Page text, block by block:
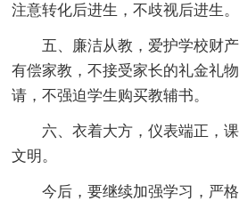
注意转化后进生，不歧视后进生。
五、廉洁从教，爱护学校财
有偿家教，不接受家长的礼金礼
请，不强迫学生购买教辅书。
六、衣着大方，仪表端正，
文明。
今后，要继续加强学习，严